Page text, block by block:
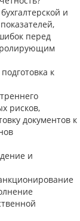
и
перед
к
рисков,
документов к
и